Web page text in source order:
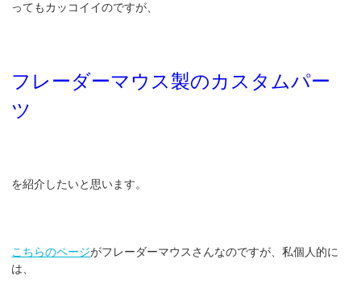
ってもカッコイイのですが、
フレーダーマウス製のカスタムパー
ツ
を紹介したいと思います。
こちらのページがフレーダーマウスさんなのですが、私個人的に
は、